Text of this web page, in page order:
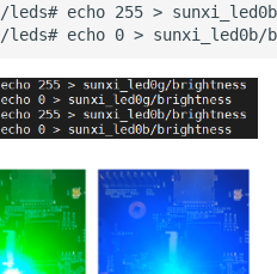
leds# echo 255 >